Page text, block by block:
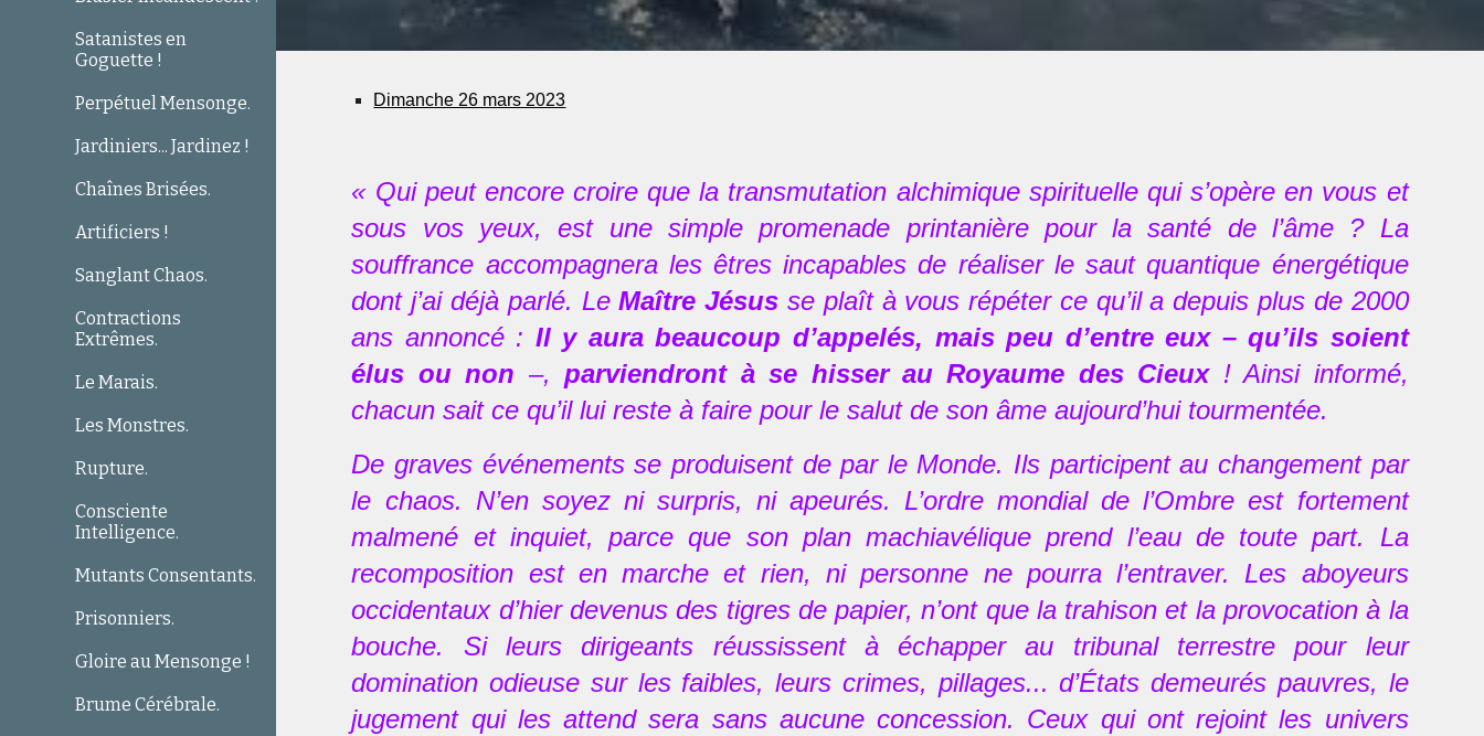
Satanistes en
Goguette !
Perpétuel Mensonge.
Jardiniers... Jardinez !
Chaînes Brisées.
Artificiers !
Sanglant Chaos.
Contractions
Extrêmes.
Le Marais.
Les Monstres.
Rupture.
Consciente
Intelligence.
Mutants Consentants.
Prisonniers.
Gloire au Mensonge !
Brume Cérébrale.
Dimanche 26 mars 2023
« Qui peut encore croire que la transmutation alchimique spirituelle qui s’opère en vous et
sous vos yeux, est une simple promenade printanière pour la santé de l’âme ? La
souffrance accompagnera les êtres incapables de réaliser le saut quantique énergétique
dont j’ai déjà parlé. LeMaître Jésus se plaît à vous répéter ce qu’il a depuis plus de 2000
ans annoncé : Il y aura beaucoup d’appelés, mais peu d’entre eux – qu’ils soient
élus ou non –, parviendront à se hisser au Royaume des Cieux ! Ainsi informé,
chacun sait ce qu’il lui reste à faire pour le salut de son âme aujourd’hui tourmentée.
De graves événements se produisent de par le Monde. Ils participent au changement par
le chaos. N’en soyez ni surpris, ni apeurés. L’ordre mondial de l’Ombre est fortement
malmené et inquiet, parce que son plan machiavélique prend l’eau de toute part. La
recomposition est en marche et rien, ni personne ne pourra l’entraver. Les aboyeurs
occidentaux d’hier devenus des tigres de papier, n’ont que la trahison et la provocation à la
bouche. Si leurs dirigeants réussissent à échapper au tribunal terrestre pour leur
domination odieuse sur les faibles, leurs crimes, pillages... d’États demeurés pauvres, le
jugement qui les attend sera sans aucune concession. Ceux qui ont rejoint les univers